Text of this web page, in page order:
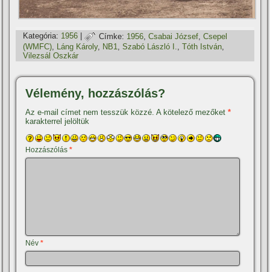
Kategória: 1956 | Címke: 1956 ,Csabai József ,Csepel
(WMFC), Láng Károly, NB1,Szabó László I.,Tóth István,
Vilezsál Oszkár
Vélemény, hozzászólás?
Az e-mail címet nem tesszük közzé. A kötelező mezőket*
karakterrel jelöltük
Hozzászólás*
Név*